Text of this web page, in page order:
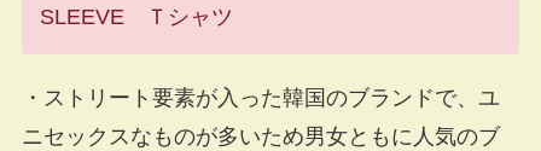
SLEEVE Ｔシャツ
・ストリート要素が入った韓国のブランドで、ユ
ニセックスなものが多いため男女ともに人気のブ